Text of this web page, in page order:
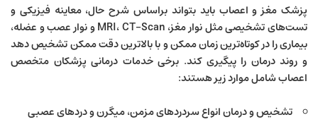
پزشک مغز و اعصاب باید بتواند براساس شرح حال، معاینه فیزیکی و
تست‌های تشخیصی مثل نوار مغز، MRI، CT-Scan و نوار عصب و عضله،
بیماری را در کوتاه‌ترین زمان ممکن و با بالاترین دقت ممکن تشخیص دهد
و روند درمان را پیگیری کند. برخی خدمات درمانی پزشکان متخصص
اعصاب شامل موارد زیر هستند:
تشخیص و درمان انواع سردردهای مزمن، میگرن و دردهای عصبی